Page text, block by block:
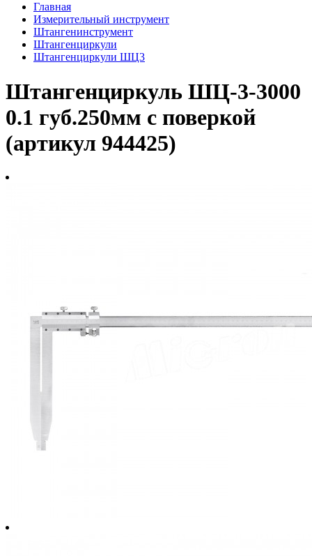
Главная
Измерительный инструмент
Штангенинструмент
Штангенциркули
Штангенциркули ШЦ3
Штангенциркуль ШЦ-3-3000
0.1 губ.250мм с поверкой
(артикул 944425)